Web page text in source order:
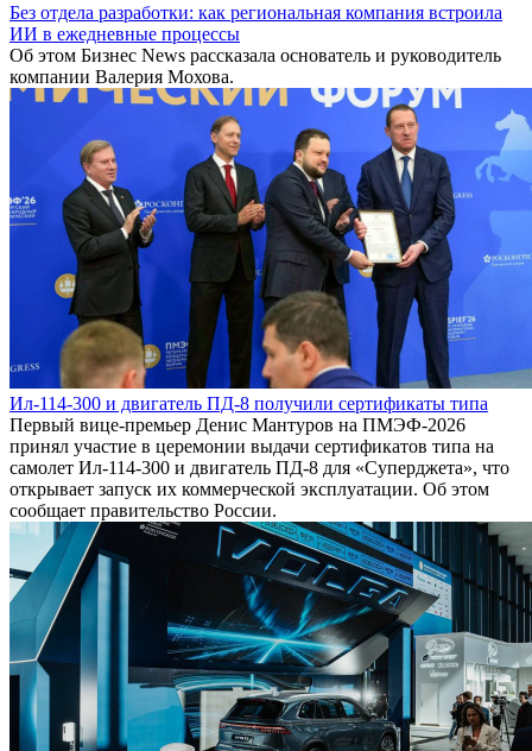
Без отдела разработки: как региональная компания встроила
ИИ в ежедневные процессы
Об этом Бизнес News рассказала основатель и руководитель
компании Валерия Мохова.
Ил-114-300 и двигатель ПД-8 получили сертификаты типа
Первый вице-премьер Денис Мантуров на ПМЭФ-2026
принял участие в церемонии выдачи сертификатов типа на
самолет Ил-114-300 и двигатель ПД-8 для «Суперджета», что
открывает запуск их коммерческой эксплуатации. Об этом
сообщает правительство России.